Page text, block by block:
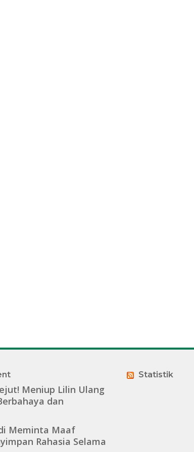
Meniup Lilin Ulang
dan
Meminta Maaf
Rahasia Selama
Statistik